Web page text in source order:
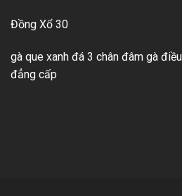
Đồng Xổ 30
gà que xanh đá 3 chân đâm gà
đẳng cấp